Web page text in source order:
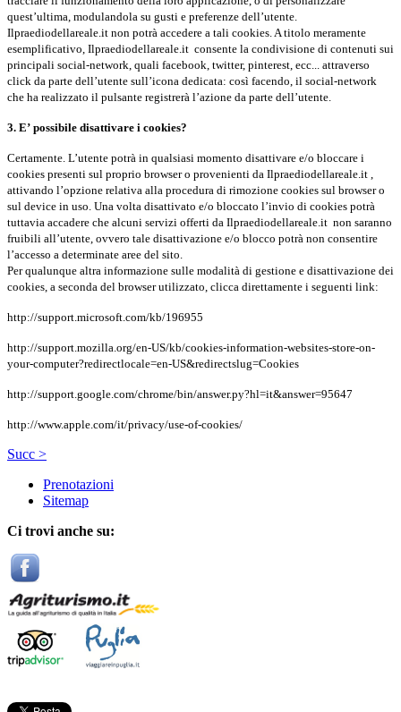
quest’ultima, modulandola su gusti e preferenze dell’utente.
Ilpraediodellareale.it non potrà accedere a tali cookies. A titolo meramente
esemplificativo, Ilpraediodellareale.it consente la condivisione di contenuti sui
principali social-network, quali facebook, twitter, pinterest, ecc... attraverso
click da parte dell’utente sull’icona dedicata: così facendo, il social-network
che ha realizzato il pulsante registrerà l’azione da parte dell’utente.
3. E’ possibile disattivare i cookies?
Certamente. L’utente potrà in qualsiasi momento disattivare e/o bloccare i
cookies presenti sul proprio browser o provenienti da Ilpraediodellareale.it
attivando l’opzione relativa alla procedura di rimozione cookies sul browser o
sul device in uso. Una volta disattivato e/o bloccato l’invio di cookies potrà
tuttavia accadere che alcuni servizi offerti da Ilpraediodellareale.it non saranno
fruibili all’utente, ovvero tale disattivazione e/o blocco potrà non consentire
l’accesso a determinate aree del sito.
Per qualunque altra informazione sulle modalità di gestione e disattivazione dei
cookies, a seconda del browser utilizzato, clicca direttamente i seguenti link:
http://support.microsoft.com/kb/196955
http://support.mozilla.org/en-US/kb/cookies-information-websites-store-on-
your-computer?redirectlocale=en-US&redirectslug=Cookies
http://support.google.com/chrome/bin/answer.py?hl=it&answer=95647
http://www.apple.com/it/privacy/use-of-cookies/
Succ >
Prenotazioni
Sitemap
Ci trovi anche su: